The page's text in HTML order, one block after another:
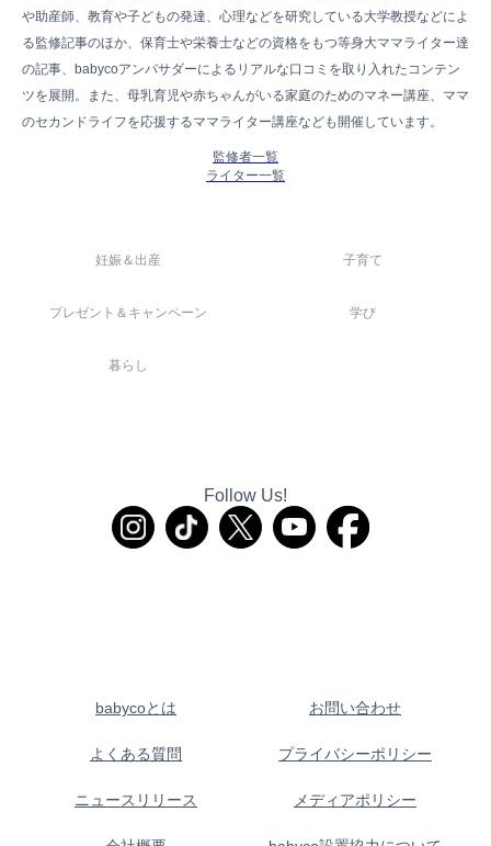
や助産師、教育や子どもの発達、心理などを研究している大学教授などによ
る監修記事のほか、保育士や栄養士などの資格をもつ等身大ママライター達
の記事、babycoアンバサダーによるリアルな口コミを取り入れたコンテン
ツを展開。また、母乳育児や赤ちゃんがいる家庭のためのマネー講座、ママ
のセカンドライフを応援するママライター講座なども開催しています。
監修者一覧
ライター一覧
妊娠＆出産 子育て
プレゼント＆キャンペーン 学び
暮らし
Follow Us!
babycoとは お問い合わせ
よくある質問 プライバシーポリシー
ニュースリリース メディアポリシー